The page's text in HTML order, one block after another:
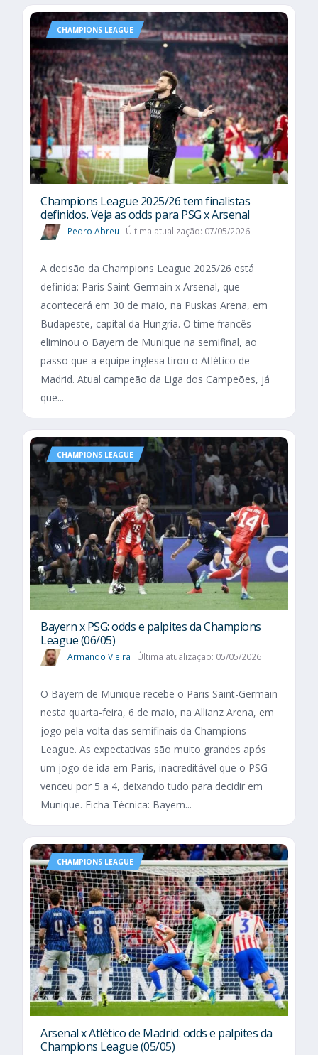
CHAMPIONS LEAGUE
Champions League 2025/26 tem finalistas
definidos. Veja as odds para PSG x Arsenal
Pedro Abreu Última atualização: 07/05/2026
A decisão da Champions League 2025/26 está
definida: Paris Saint-Germain x Arsenal, que
acontecerá em 30 de maio, na Puskas Arena, em
Budapeste, capital da Hungria. O time francês
eliminou o Bayern de Munique na semifinal, ao
passo que a equipe inglesa tirou o Atlético de
Madrid. Atual campeão da Liga dos Campeões, já
que...
CHAMPIONS LEAGUE
Bayern x PSG: odds e palpites da Champions
League (06/05)
Armando Vieira Última atualização: 05/05/2026
O Bayern de Munique recebe o Paris Saint-Germain
nesta quarta-feira, 6 de maio, na Allianz Arena, em
jogo pela volta das semifinais da Champions
League. As expectativas são muito grandes após
um jogo de ida em Paris, inacreditável que o PSG
venceu por 5 a 4, deixando tudo para decidir em
Munique. Ficha Técnica: Bayern...
CHAMPIONS LEAGUE
Arsenal x Atlético de Madrid: odds e palpites da
Champions League (05/05)